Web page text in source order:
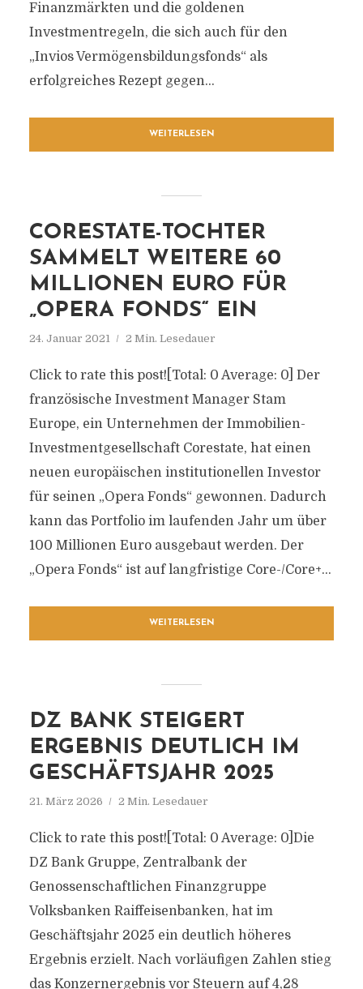
Finanzmärkten und die goldenen
Investmentregeln, die sich auch für den
„Invios Vermögensbildungsfonds“ als
erfolgreiches Rezept gegen...
WEITERLESEN
CORESTATE-TOCHTER
SAMMELT WEITERE 60
MILLIONEN EURO FÜR
„OPERA FONDS“ EIN
24. Januar 2021 2 Min. Lesedauer
Click to rate this post![Total: 0 Average: 0] Der
französische Investment Manager Stam
Europe, ein Unternehmen der Immobilien-
Investmentgesellschaft Corestate, hat einen
neuen europäischen institutionellen Investor
für seinen „Opera Fonds“ gewonnen. Dadurch
kann das Portfolio im laufenden Jahr um über
100 Millionen Euro ausgebaut werden. Der
„Opera Fonds“ ist auf langfristige Core-/Core+...
WEITERLESEN
DZ BANK STEIGERT
ERGEBNIS DEUTLICH IM
GESCHÄFTSJAHR 2025
21. März 2026 2 Min. Lesedauer
Click to rate this post![Total: 0 Average: 0]Die
DZ Bank Gruppe, Zentralbank der
Genossenschaftlichen Finanzgruppe
Volksbanken Raiffeisenbanken, hat im
Geschäftsjahr 2025 ein deutlich höheres
Ergebnis erzielt. Nach vorläufigen Zahlen stieg
das Konzernergebnis vor Steuern auf 4,28